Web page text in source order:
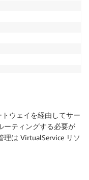
ウェイを経由してサー
ーティングする必要が
理は VirtualService リソ